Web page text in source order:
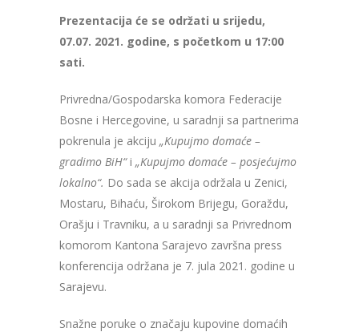
Prezentacija će se održati u srijedu,
07.07. 2021. godine, s početkom u 17:00
sati.
Privredna/Gospodarska komora Federacije
Bosne i Hercegovine, u saradnji sa partnerima
pokrenula je akciju „Kupujmo domaće –
gradimo BiH“i „Kupujmo domaće – posjećujmo
lokalno“. Do sada se akcija održala u Zenici,
Mostaru, Bihaću, Širokom Brijegu, Goraždu,
Orašju i Travniku, a u saradnji sa Privrednom
komorom Kantona Sarajevo završna press
konferencija održana je 7. jula 2021. godine u
Sarajevu.
Snažne poruke o značaju kupovine domaćih